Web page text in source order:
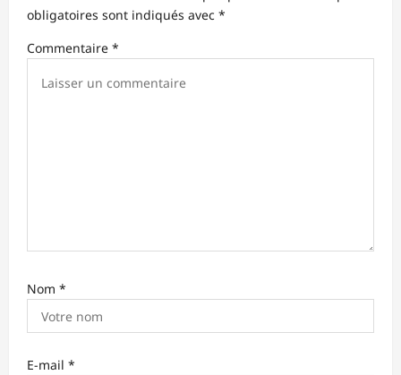
a
r
obligatoires sont indiqués avec *
Commentaire *
Nom *
E-mail *